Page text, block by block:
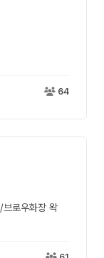
64
로우화장 왁